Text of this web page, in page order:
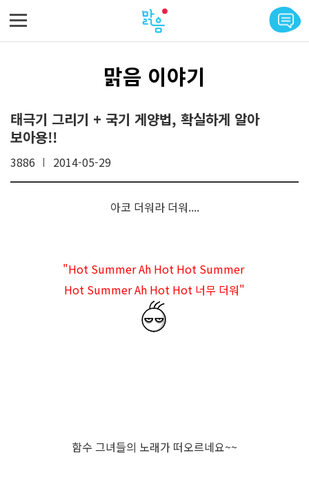
맑음 이야기
태극기 그리기 + 국기 게양법, 확실하게 알아
보아용!!
3886 2014-05-29
아코 더워라 더워....
"Hot Summer Ah Hot Hot Summer
Hot Summer Ah Hot Hot 너무 더워"
함수 그녀들의 노래가 떠오르네요~~